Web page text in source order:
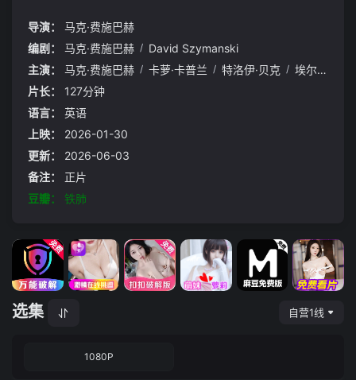
的敲击声。舱体开始渗水，红色液体不断涌入，未知的存在在
导演：
马克·费施巴赫
编剧：
马克·费施巴赫 / David Szymanski
主演：
马克·费施巴赫 / 卡萝·卡普兰 / 特洛伊·贝克 / 埃尔希·洛夫洛克
片长：
127分钟
语言：
英语
上映：
2026-01-30
更新：
2026-06-03
备注：
正片
豆瓣：
铁肺
选集 自营1线
1080P